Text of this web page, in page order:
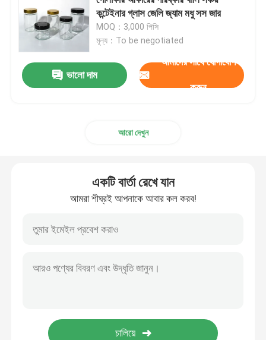
জার বোতল ক্যাপ
গৃহস্থালি গ্লাসওয়্যার
কন্টেইনার গ্লাস জেলি জ্যাম মধু সস জার
MOQ：3,000 পিসি
মূল্য：To be negotiated
ভালো দাম
আমাদের সাথে যোগাযোগ
করুন
আরো দেখুন
একটি বার্তা রেখে যান
আমরা শীঘ্রই আপনাকে আবার কল করব!